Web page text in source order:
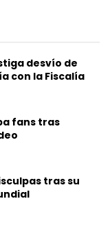
desvío de
con la Fiscalía
fans tras
tras su